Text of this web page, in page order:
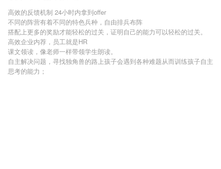
高效的反馈机制 24小时内拿到offer
不同的阵营有着不同的特色兵种，自由排兵布阵
搭配上更多的奖励才能轻松的过关，证明自己的能力可以轻松的过关。
高效企业内荐，员工就是HR
课文领读，像老师一样带领学生朗读。
自主解决问题，寻找独角兽的路上孩子会遇到各种难题从而训练孩子自主
思考的能力；